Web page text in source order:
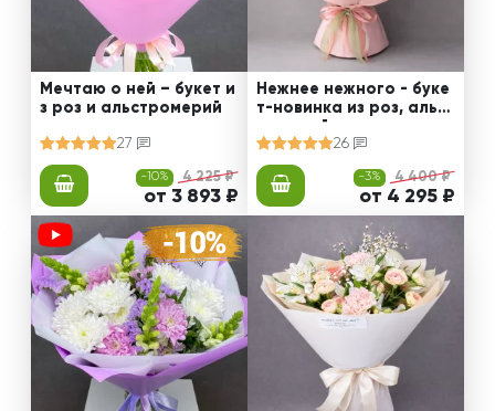
Мечтаю о ней – букет и
з роз и альстромерий
27
-10% 4 225 ₽
от 3 893 ₽
Нежнее нежного - буке
т-новинка из роз, альст
ромерий и калл
26
-3% 4 400 ₽
от 4 295 ₽